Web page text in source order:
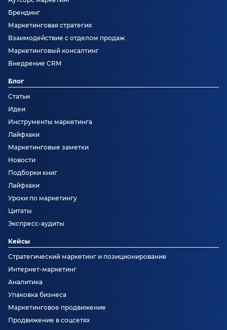
Брендинг
Маркетинговая стратегия
Взаимодействие с отделом продаж
Маркетинговый консалтинг
Внедрение CRM
Блог
Статьи
Идеи
Инструменты маркетинга
Лайфхаки
Маркетинговые заметки
Новости
Подборки книг
Лайфхаки
Уроки по маркетингу
Цитаты
Экспресс-аудиты
Кейсы
Стратегический маркетинг и позиционирование
Интернет-маркетинг
Аналитика
Упаковка бизнеса
Маркетинговое продвижение
Продвижение в соцсетях